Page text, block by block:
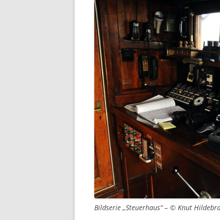
Bildserie „Steuerhaus“ – © Knut